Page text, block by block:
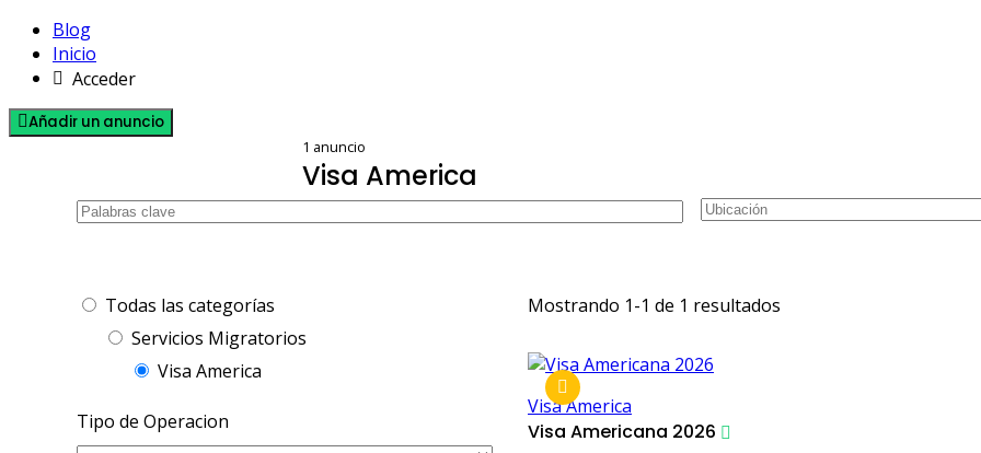
Blog
Inicio
Acceder
Añadir un anuncio
1 anuncio
Visa America
Todas las categorías
Servicios Migratorios
Visa America
Tipo de Operacion
Mostrando 1-1 de 1 resultados
Visa America
Visa Americana 2026